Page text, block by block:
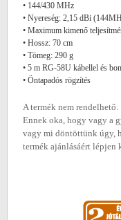
• 144/430 MHz
• Nyereség: 2,15 dBi
• Maximum kimenő
• Hossz: 70 cm
• Tömeg: 290 g
• 5 m RG-58U kábellel és
• Öntapadós rögzítés
A termék nem rendelhető.
Ennek oka, hogy vagy a
vagy mi döntöttünk úgy,
termék ajánlásáért lépjen